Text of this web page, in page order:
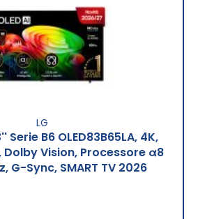
LG
Serie B6 OLED83B65LA, 4K,
Vision, Processore α8
G-Sync, SMART TV 2026